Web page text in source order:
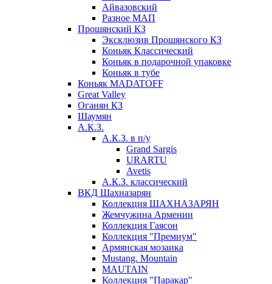
Айвазовский
Разное МАП
Прошянский КЗ
Эксклюзив Прошянского КЗ
Коньяк Классический
Коньяк в подарочной упаковке
Коньяк в тубе
Коньяк MADATOFF
Great Valley
Оганян КЗ
Шаумян
А.К.З.
А.К.З. в п/у
Grand Sargis
URARTU
Avetis
А.К.З. классический
ВКД Шахназарян
Коллекция ШАХНАЗАРЯН
Жемчужина Армении
Коллекция Гаясон
Коллекция "Премиум"
Армянская мозаика
Mustang. Mountain
MAUTAIN
Коллекция "Паракар"